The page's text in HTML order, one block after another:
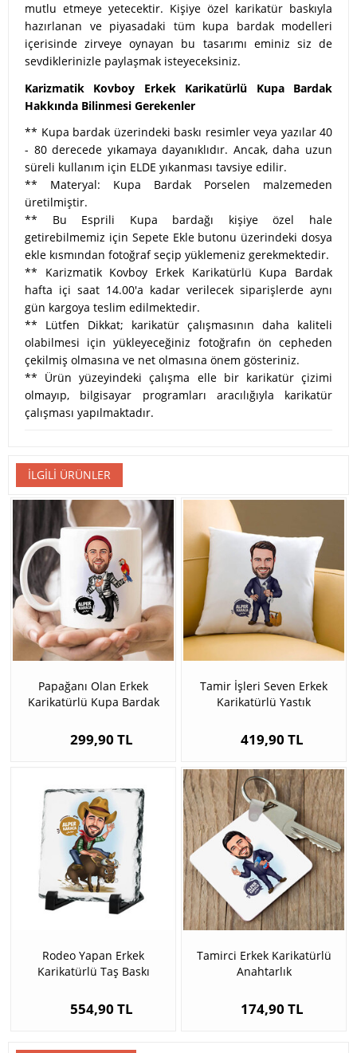
mutlu etmeye yetecektir. Kişiye özel karikatür baskıyla
hazırlanan ve piyasadaki tüm kupa bardak modelleri
içerisinde zirveye oynayan bu tasarımı eminiz siz de
sevdiklerinizle paylaşmak isteyeceksiniz.
Karizmatik Kovboy Erkek Karikatürlü Kupa Bardak
Hakkında Bilinmesi Gerekenler
** Kupa bardak üzerindeki baskı resimler veya yazılar 40
- 80 derecede yıkamaya dayanıklıdır. Ancak, daha uzun
süreli kullanım için ELDE yıkanması tavsiye edilir.
** Materyal: Kupa Bardak Porselen malzemeden
üretilmiştir.
** Bu Esprili Kupa bardağı kişiye özel hale
getirebilmemiz için Sepete Ekle butonu üzerindeki dosya
ekle kısmından fotoğraf seçip yüklemeniz gerekmektedir.
** Karizmatik Kovboy Erkek Karikatürlü Kupa Bardak
hafta içi saat 14.00'a kadar verilecek siparişlerde aynı
gün kargoya teslim edilmektedir.
** Lütfen Dikkat; karikatür çalışmasının daha kaliteli
olabilmesi için yükleyeceğiniz fotoğrafın ön cepheden
çekilmiş olmasına ve net olmasına önem gösteriniz.
** Ürün yüzeyindeki çalışma elle bir karikatür çizimi
olmayıp, bilgisayar programları aracılığıyla karikatür
çalışması yapılmaktadır.
İLGILI ÜRÜNLER
Papağanı Olan Erkek
Karikatürlü Kupa Bardak
299,90 TL
Tamir İşleri Seven Erkek
Karikatürlü Yastık
419,90 TL
Rodeo Yapan Erkek
Karikatürlü Taş Baskı
554,90 TL
Tamirci Erkek Karikatürlü
Anahtarlık
174,90 TL